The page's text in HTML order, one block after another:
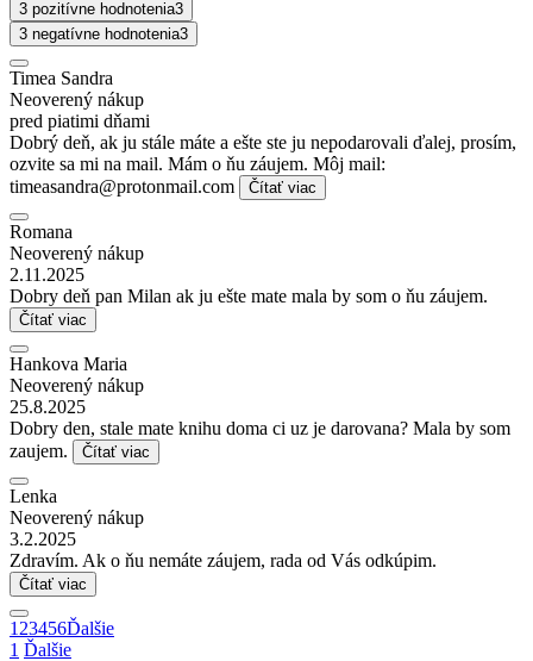
3 pozitívne hodnotenia3
3 negatívne hodnotenia3
Timea Sandra
Neoverený nákup
pred piatimi dňami
Dobrý deň, ak ju stále máte a ešte ste ju nepodarovali ďalej, prosím,
ozvite sa mi na mail. Mám o ňu záujem. Môj mail:
timeasandra@protonmail.com
Čítať viac
Romana
Neoverený nákup
2.11.2025
Dobry deň pan Milan ak ju ešte mate mala by som o ňu záujem.
Čítať viac
Hankova Maria
Neoverený nákup
25.8.2025
Dobry den, stale mate knihu doma ci uz je darovana? Mala by som
zaujem.
Čítať viac
Lenka
Neoverený nákup
3.2.2025
Zdravím. Ak o ňu nemáte záujem, rada od Vás odkúpim.
Čítať viac
1 23456Ďalšie
1 Ďalšie